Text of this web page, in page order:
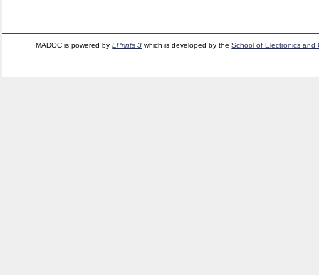
MADOC is powered byEPrints 3 which is developed by theSchool of Electronics and